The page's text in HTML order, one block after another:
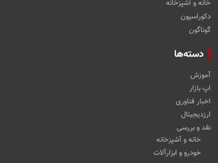
خانه و آشپزخانه
دکوراسیون
گوناگون
دسته‌ها
آموزش
اپ بازار
اخبار فناوری
ارزدیجیتال
نقد و بررسی
خانه و آشپزخانه
خودرو و ابزارآلات